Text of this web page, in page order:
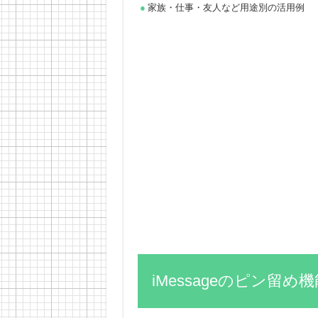
家族・仕事・友人など用途別の活用例
iMessageのピン留め